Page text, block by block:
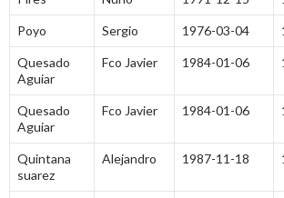
Poyo Sergio 1976-03-04
Quesado
Aguiar
Fco Javier 1984-01-06
Quesado
Aguiar
Fco Javier 1984-01-06
Quintana
suarez
Alejandro 1987-11-18